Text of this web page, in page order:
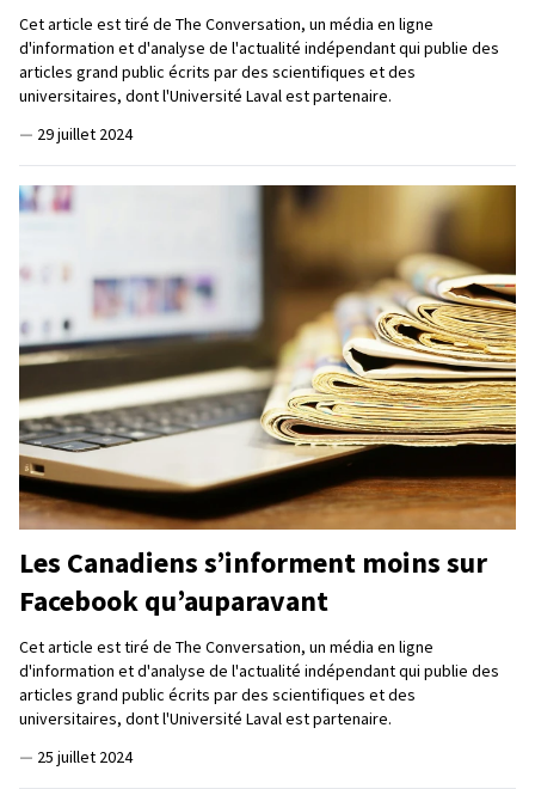
Cet article est tiré de The Conversation, un média en ligne
d'information et d'analyse de l'actualité indépendant qui publie des
articles grand public écrits par des scientifiques et des
universitaires, dont l'Université Laval est partenaire.
— 29 juillet 2024
Les Canadiens s’informent moins sur
Facebook qu’auparavant
Cet article est tiré de The Conversation, un média en ligne
d'information et d'analyse de l'actualité indépendant qui publie des
articles grand public écrits par des scientifiques et des
universitaires, dont l'Université Laval est partenaire.
— 25 juillet 2024